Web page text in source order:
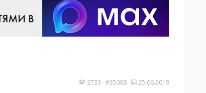
2733 #35088 25.06.2019